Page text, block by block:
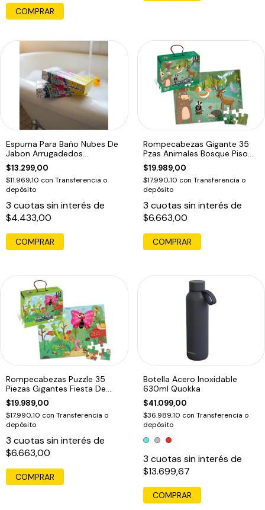
COMPRAR
Espuma Para Baño Nubes De
Jabon Arrugadedos
Educando Unico
$13.299,00
$11.969,10 con Transferencia o
depósito
3 cuotas sin interés de
$4.433,00
Rompecabezas Gigante 35
Pzas Animales Bosque Piso
Puzzle Edu
$19.989,00
$17.990,10 con Transferencia o
depósito
3 cuotas sin interés de
$6.663,00
Rompecabezas Puzzle 35
Piezas Gigantes Fiesta De
Bichitos
$19.989,00
$17.990,10 con Transferencia o
depósito
3 cuotas sin interés de
$6.663,00
Botella Acero Inoxidable
630ml Quokka
$41.099,00
$36.989,10 con Transferencia o
depósito
3 cuotas sin interés de
$13.699,67
COMPRAR